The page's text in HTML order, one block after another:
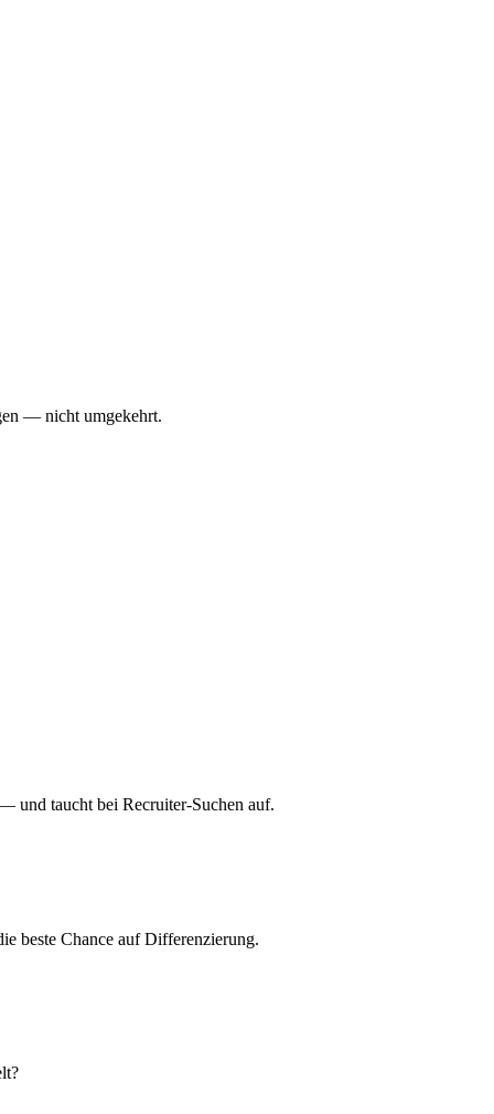
— nicht umgekehrt.
und taucht bei Recruiter-Suchen auf.
beste Chance auf Differenzierung.